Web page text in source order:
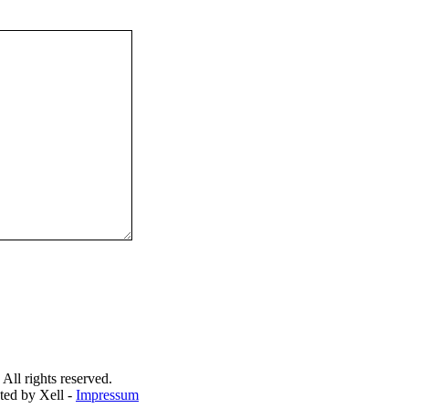
rights reserved.
by Xell - Impressum